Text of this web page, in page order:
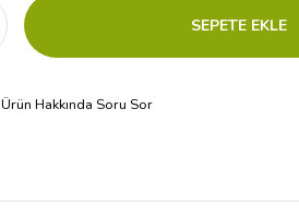
Ürün Hakkında Soru Sor